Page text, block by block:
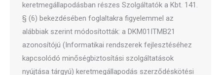
keretmegállapodásban részes Szolgáltatók a Kbt. 141.
§ (6) bekezdésében foglaltakra figyelemmel az
alábbiak szerint módosították: a DKM01ITMB21
azonosítójú (Informatikai rendszerek fejlesztéséhez
kapcsolódó minőségbiztosítási szolgáltatások
nyújtása tárgyú) keretmegállapodás szerződéskötési